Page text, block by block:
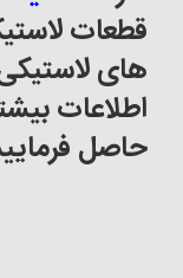
قطعات
های
اطلاعات
حاصل